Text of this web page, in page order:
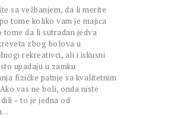
sa vežbanjem, da li merite
tome koliko vam je majica
tome da li sutradan jedva
zbog bolova u
rekreativci, ali i iskusni
upadaju u zamku
fizičke patnje sa kvalitetnim
vas ne boli, onda niste
– to je jedna od